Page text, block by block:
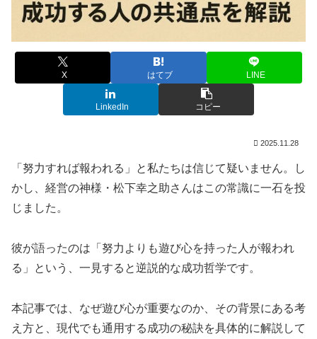
X はてブ LINE
LinkedIn コピー
2025.11.28
「努力すれば報われる」と私たちは信じて疑いません。し
かし、経営の神様・松下幸之助さんはこの常識に一石を投
じました。
彼が語ったのは「努力よりも遊び心を持った人が報われ
る」という、一見すると逆説的な成功哲学です。
本記事では、なぜ遊び心が重要なのか、その背景にある考
え方と、現代でも通用する成功の秘訣を具体的に解説して